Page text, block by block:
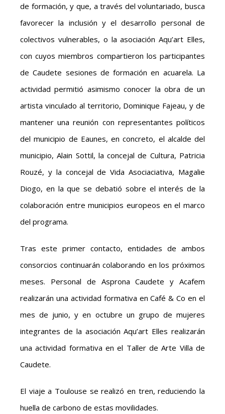
de formación, y que, a través del voluntariado, busca
favorecer la inclusión y el desarrollo personal de
colectivos vulnerables, o la asociación Aqu’art Elles,
con cuyos miembros compartieron los participantes
de Caudete sesiones de formación en acuarela. La
actividad permitió asimismo conocer la obra de un
artista vinculado al territorio, Dominique Fajeau, y de
mantener una reunión con representantes políticos
del municipio de Eaunes, en concreto, el alcalde del
municipio, Alain Sottil, la concejal de Cultura, Patricia
Rouzé, y la concejal de Vida Asociaciativa, Magalie
Diogo, en la que se debatió sobre el interés de la
colaboración entre municipios europeos en el marco
del programa.
Tras este primer contacto, entidades de ambos
consorcios continuarán colaborando en los próximos
meses. Personal de Asprona Caudete y Acafem
realizarán una actividad formativa en Café & Co en el
mes de junio, y en octubre un grupo de mujeres
integrantes de la asociación Aqu’art Elles realizarán
una actividad formativa en el Taller de Arte Villa de
Caudete.
El viaje a Toulouse se realizó en tren, reduciendo la
huella de carbono de estas movilidades.